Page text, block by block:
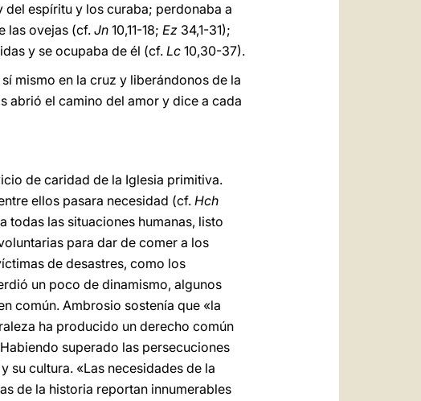
espíritu y los curaba; perdonaba a
las ovejas (cf. Jn 10,11-18; Ez 34,1-31);
y se ocupaba de él (cf. Lc 10,30-37).
mismo en la cruz y liberándonos de la
abrió el camino del amor y dice a cada
de caridad de la Iglesia primitiva.
ellos pasara necesidad (cf. Hch
las situaciones humanas, listo
para dar de comer a los
de desastres, como los
un poco de dinamismo, algunos
común. Ambrosio sostenía que «la
ha producido un derecho común
superado las persecuciones
su cultura. «Las necesidades de la
de la historia reportan innumerables